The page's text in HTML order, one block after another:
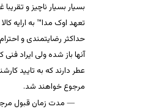
بسیار بسیار ناچیز و
تعهد اوک مدا™ به ارایه
حداکثر رضایتمندی و
آنها باز شده ولی ایراد
عطر دارند که به تایید
مرجوع خواهند شد.